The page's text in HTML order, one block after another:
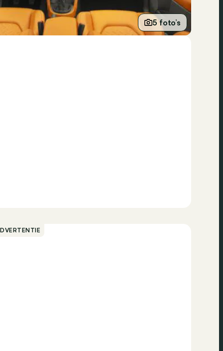
5 foto’s